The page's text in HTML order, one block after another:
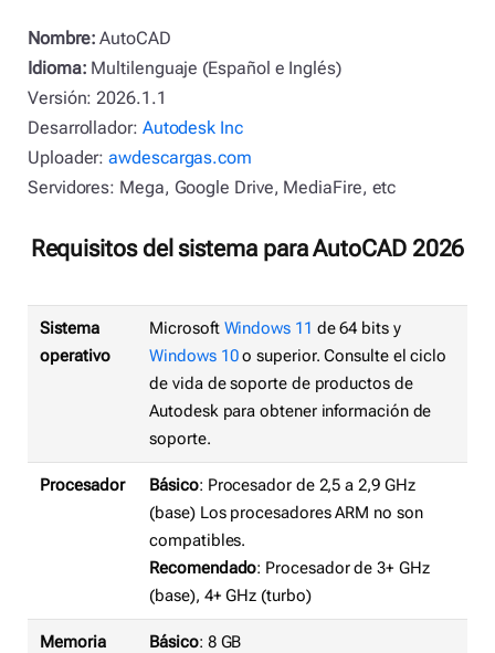
Nombre: AutoCAD
Idioma: Multilenguaje (Español e Inglés)
Versión: 2026.1.1
Desarrollador: Autodesk Inc
Uploader:awdescargas.com
Servidores: Mega, Google Drive, MediaFire, etc
Requisitos del sistema para AutoCAD 2026
Sistema
operativo
Microsoft Windows 11 de 64 bits y
Windows 10o superior. Consulte el ciclo
de vida de soporte de productos de
Autodesk para obtener información de
soporte.
Procesador Básico: Procesador de 2,5 a 2,9 GHz
(base) Los procesadores ARM no son
compatibles.
Recomendado: Procesador de 3+ GHz
(base), 4+ GHz (turbo)
Memoria Básico: 8 GB